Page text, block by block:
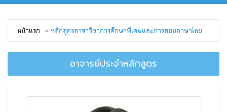
หน้าแรก หลักสูตรสาขาวิชาการศึกษาพิเศษและการสอนภาษาไทย
อาจารย์ประจำหลักสูตร